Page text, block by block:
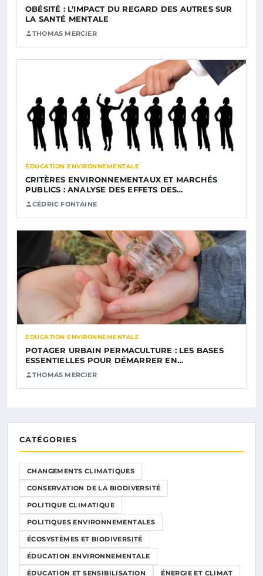
OBÉSITÉ : L’IMPACT DU REGARD DES AUTRES SUR
LA SANTÉ MENTALE
THOMAS MERCIER
ÉDUCATION ENVIRONNEMENTALE
CRITÈRES ENVIRONNEMENTAUX ET MARCHÉS
PUBLICS : ANALYSE DES EFFETS DES…
CÉDRIC FONTAINE
ÉDUCATION ENVIRONNEMENTALE
POTAGER URBAIN PERMACULTURE : LES BASES
ESSENTIELLES POUR DÉMARRER EN…
THOMAS MERCIER
CATÉGORIES
CHANGEMENTS CLIMATIQUES
CONSERVATION DE LA BIODIVERSITÉ
POLITIQUE CLIMATIQUE
POLITIQUES ENVIRONNEMENTALES
ÉCOSYSTÈMES ET BIODIVERSITÉ
ÉDUCATION ENVIRONNEMENTALE
ÉDUCATION ET SENSIBILISATION ÉNERGIE ET CLIMAT